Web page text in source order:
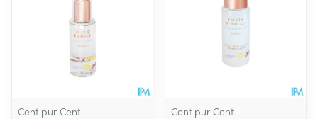
Cent pur Cent
Cent pur Cent